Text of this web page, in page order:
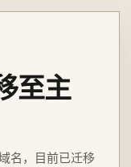
至主
名，目前已迁移